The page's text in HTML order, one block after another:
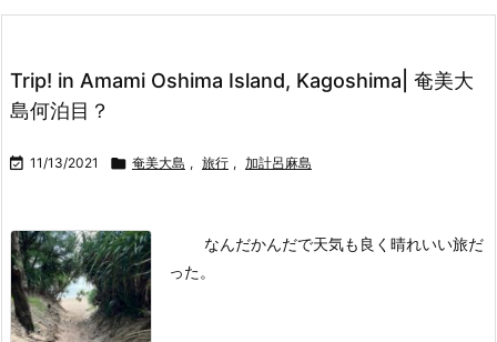
Trip! in Amami Oshima Island, Kagoshima| 奄美大
島何泊目？
 11/13/2021  奄美大島 , 旅行 , 加計呂麻島
なんだかんだで天気も良く晴れいい旅だ
った。